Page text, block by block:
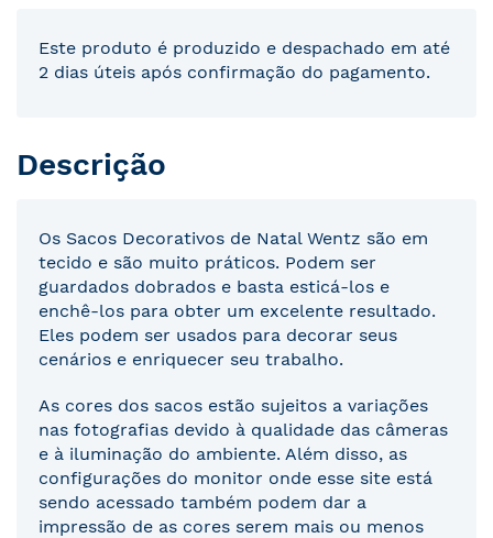
Este produto é produzido e despachado em até
2 dias úteis após confirmação do pagamento.
Descrição
Os Sacos Decorativos de Natal Wentz são em
tecido e são muito práticos. Podem ser
guardados dobrados e basta esticá-los e
enchê-los para obter um excelente resultado.
Eles podem ser usados para decorar seus
cenários e enriquecer seu trabalho.
As cores dos sacos estão sujeitos a variações
nas fotografias devido à qualidade das câmeras
e à iluminação do ambiente. Além disso, as
configurações do monitor onde esse site está
sendo acessado também podem dar a
impressão de as cores serem mais ou menos